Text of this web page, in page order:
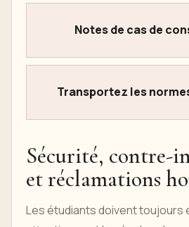
Notes de cas de
Transportez les
Sécurité, contre-
et réclamations
Les étudiants doivent toujours